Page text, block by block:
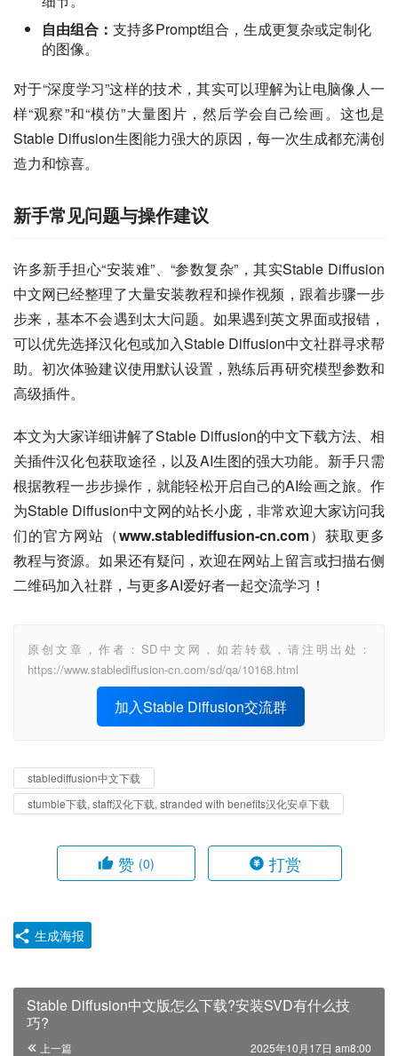
自由组合： 支持多Prompt组合，生成更复杂或定制化
的图像。
对于“深度学习”这样的技术，其实可以理解为让电脑像人一
样“观察”和“模仿”大量图片，然后学会自己绘画。这也是
Stable Diffusion生图能力强大的原因，每一次生成都充满创
造力和惊喜。
新手常见问题与操作建议
许多新手担心“安装难”、“参数复杂”，其实Stable Diffusion
中文网已经整理了大量安装教程和操作视频，跟着步骤一步
步来，基本不会遇到太大问题。如果遇到英文界面或报错，
可以优先选择汉化包或加入Stable Diffusion中文社群寻求帮
助。初次体验建议使用默认设置，熟练后再研究模型参数和
高级插件。
本文为大家详细讲解了Stable Diffusion的中文下载方法、相
关插件汉化包获取途径，以及AI生图的强大功能。新手只需
根据教程一步步操作，就能轻松开启自己的AI绘画之旅。作
为Stable Diffusion中文网的站长小庞，非常欢迎大家访问我
们的官方网站（www.stablediffusion-cn.com）获取更多
教程与资源。如果还有疑问，欢迎在网站上留言或扫描右侧
二维码加入社群，与更多AI爱好者一起交流学习！
原创文章，作者：SD中文网，如若转载，请注明出处：
https://www.stablediffusion-cn.com/sd/qa/10168.html
加入Stable Diffusion交流群
stablediffusion中文下载
stumble下载, staff汉化下载, stranded with benefits汉化安卓下载
赞 (0) 打赏
生成海报
Stable Diffusion中文版怎么下载?安装SVD有什么技
巧?
上一篇 2025年10月17日 am8:00